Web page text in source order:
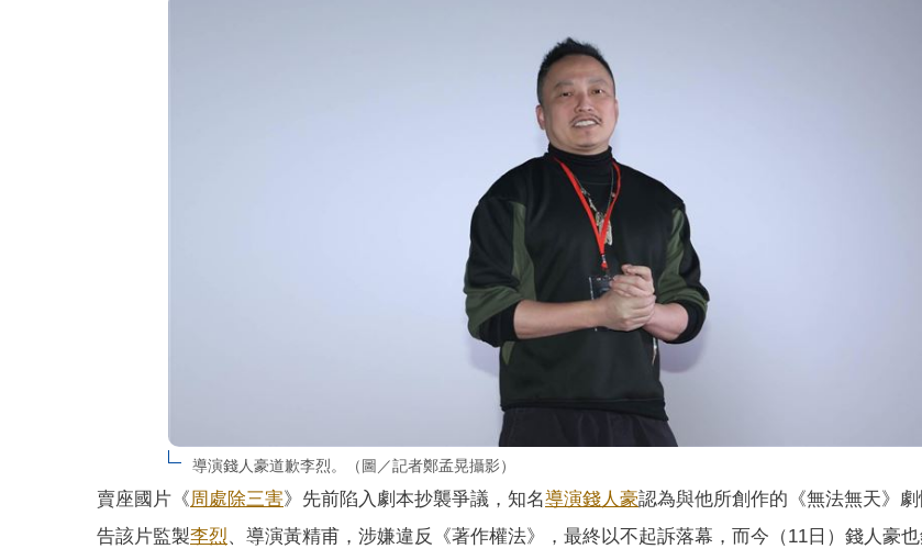
導演錢人豪道歉李烈。（圖／記者鄭孟晃攝影）
賣座國片《周處除三害》先前陷入劇本抄襲爭議，知名導演錢人豪認為與他所創作的《無法無天》
告該片監製李烈、導演黃精甫，涉嫌違反《著作權法》，最終以不起訴落幕，而今（11日）錢人豪